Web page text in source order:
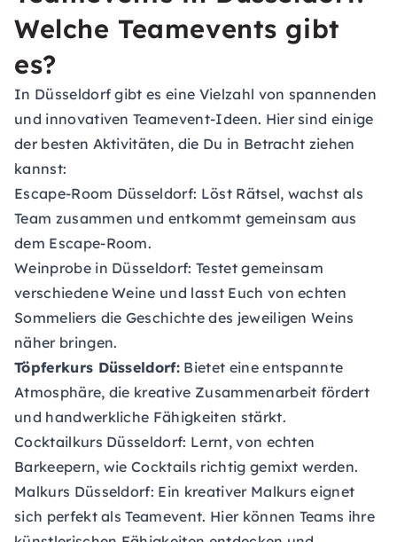
Welche Teamevents gibt
es?
In Düsseldorf gibt es eine Vielzahl von spannenden
und innovativen Teamevent-Ideen. Hier sind einige
der besten Aktivitäten, die Du in Betracht ziehen
kannst:
Escape-Room Düsseldorf: Löst Rätsel, wachst als
Team zusammen und entkommt gemeinsam aus
dem Escape-Room.
Weinprobe in Düsseldorf: Testet gemeinsam
verschiedene Weine und lasst Euch von echten
Sommeliers die Geschichte des jeweiligen Weins
näher bringen.
Töpferkurs Düsseldorf: Bietet eine entspannte
Atmosphäre, die kreative Zusammenarbeit fördert
und handwerkliche Fähigkeiten stärkt.
Cocktailkurs Düsseldorf: Lernt, von echten
Barkeepern, wie Cocktails richtig gemixt werden.
Malkurs Düsseldorf: Ein kreativer Malkurs eignet
sich perfekt als Teamevent. Hier können Teams ihre